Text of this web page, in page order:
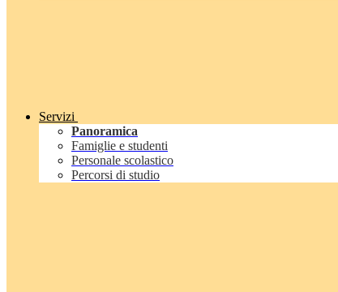
Servizi
Panoramica
Famiglie e studenti
Personale scolastico
Percorsi di studio